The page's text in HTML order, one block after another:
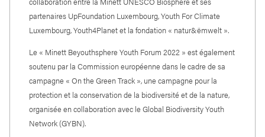
partenaires UpFoundation Luxembourg, Youth For Climate
Luxembourg, Youth4Planet et la fondation « natur&ëmwelt ».
Le « Minett Beyouthsphere Youth Forum 2022 » est également
soutenu par la Commission européenne dans le cadre de sa
campagne « On the Green Track », une campagne pour la
protection et la conservation de la biodiversité et de la nature,
organisée en collaboration avec le Global Biodiversity Youth
Network (GYBN).